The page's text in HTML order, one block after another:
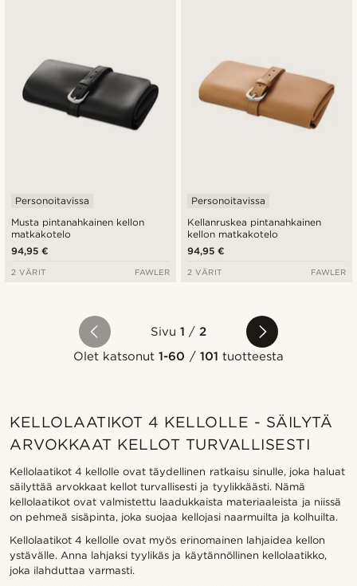
Musta pintanahkainen kellon
matkakotelo
Personoitavissa
94,95 €
2 VÄRIT FAWLER
Kellanruskea pintanahkainen
kellon matkakotelo
Personoitavissa
94,95 €
2 VÄRIT FAWLER
Sivu 1 /2
Olet katsonut1-60 / 101 tuotteesta
KELLOLAATIKOT 4 KELLOLLE - SÄILYTÄ
ARVOKKAAT KELLOT TURVALLISESTI
Kellolaatikot 4 kellolle ovat täydellinen ratkaisu sinulle, joka haluat
säilyttää arvokkaat kellot turvallisesti ja tyylikkäästi. Nämä
kellolaatikot ovat valmistettu laadukkaista materiaaleista ja niissä
on pehmeä sisäpinta, joka suojaa kellojasi naarmuilta ja kolhuilta.
Kellolaatikot 4 kellolle ovat myös erinomainen lahjaidea kellon
ystävälle. Anna lahjaksi tyylikäs ja käytännöllinen kellolaatikko,
joka ilahduttaa varmasti.